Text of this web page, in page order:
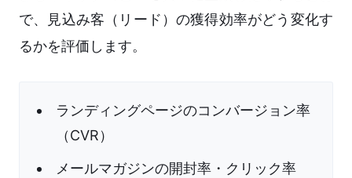
で、見込み客（リード）の獲得効率がどう変化す
るかを評価します。
ランディングページのコンバージョン率
（CVR）
メールマガジンの開封率・クリック率